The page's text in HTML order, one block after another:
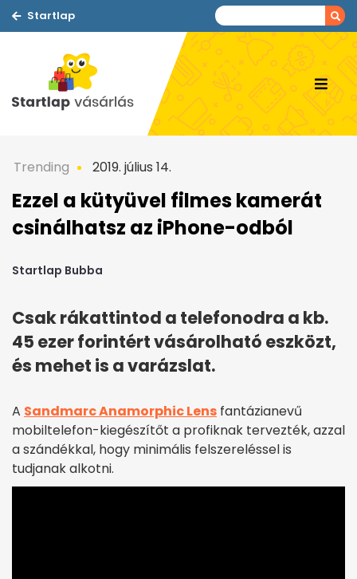
Startlap
Trending 2019. július 14.
Ezzel a kütyüvel filmes kamerát
csinálhatsz az iPhone-odból
Startlap Bubba
Csak rákattintod a telefonodra a kb.
45 ezer forintért vásárolható eszközt,
és mehet is a varázslat.
A Sandmarc Anamorphic Lens fantázianevű
mobiltelefon-kiegészítőt a profiknak tervezték, azzal
a szándékkal, hogy minimális felszereléssel is
tudjanak alkotni.